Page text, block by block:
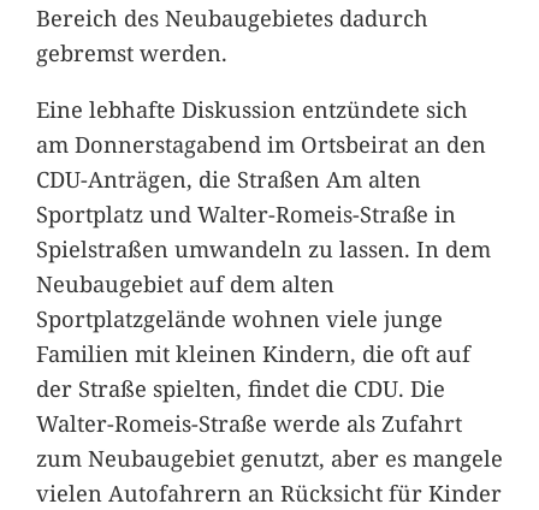
Bereich des Neubaugebietes dadurch
gebremst werden.
Eine lebhafte Diskussion entzündete sich
am Donnerstagabend im Ortsbeirat an den
CDU-Anträgen, die Straßen Am alten
Sportplatz und Walter-Romeis-Straße in
Spielstraßen umwandeln zu lassen. In dem
Neubaugebiet auf dem alten
Sportplatzgelände wohnen viele junge
Familien mit kleinen Kindern, die oft auf
der Straße spielten, findet die CDU. Die
Walter-Romeis-Straße werde als Zufahrt
zum Neubaugebiet genutzt, aber es mangele
vielen Autofahrern an Rücksicht für Kinder